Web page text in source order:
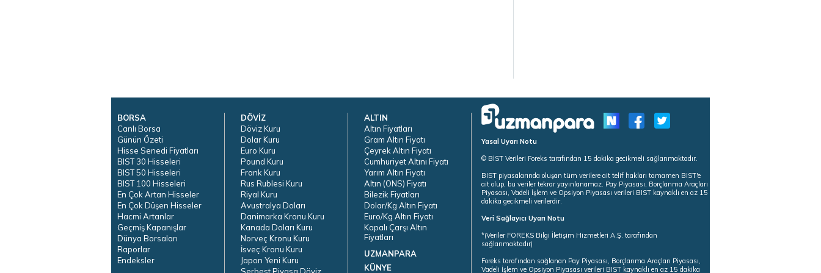
BORSA
Canlı Borsa
Günün Özeti
Hisse Senedi Fiyatları
BIST 30 Hisseleri
BIST 50 Hisseleri
BIST 100 Hisseleri
En Çok Artan Hisseler
En Çok Düşen Hisseler
Hacmi Artanlar
Geçmiş Kapanışlar
Dünya Borsaları
Raporlar
Endeksler
DÖVİZ
Döviz Kuru
Dolar Kuru
Euro Kuru
Pound Kuru
Frank Kuru
Rus Rublesi Kuru
Riyal Kuru
Avustralya Doları
Danimarka Kronu Kuru
Kanada Doları Kuru
Norveç Kronu Kuru
İsveç Kronu Kuru
Japon Yeni Kuru
Serbest Piyasa Döviz
ALTIN
Altın Fiyatları
Gram Altın Fiyatı
Çeyrek Altın Fiyatı
Cumhuriyet Altını Fiyatı
Yarım Altın Fiyatı
Altın (ONS) Fiyatı
Bilezik Fiyatları
Dolar/Kg Altın Fiyatı
Euro/Kg Altın Fiyatı
Kapalı Çarşı Altın
Fiyatları
UZMANPARA
KÜNYE
Yasal Uyarı Notu
© BİST Verileri Foreks tarafından 15 dakika gecikmeli sağlanmaktadır.
BIST piyasalarında oluşan tüm verilere ait telif hakları tamamen BIST'e
ait olup, bu veriler tekrar yayınlanamaz. Pay Piyasası, Borçlanma Araçları
Piyasası, Vadeli İşlem ve Opsiyon Piyasası verileri BIST kaynaklı en az 15
dakika gecikmeli verilerdir.
Veri Sağlayıcı Uyarı Notu
*(Veriler FOREKS Bilgi İletişim Hizmetleri A.Ş. tarafından
sağlanmaktadır)
Foreks tarafından sağlanan Pay Piyasası, Borçlanma Araçları Piyasası,
Vadeli İşlem ve Opsiyon Piyasası verileri BIST kaynaklı en az 15 dakika